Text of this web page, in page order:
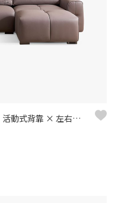
馬卡斯L型皮沙發｜抗污耐磨皮革 × 活動式背靠 × 左右移動腳椅 – 擇木深耕